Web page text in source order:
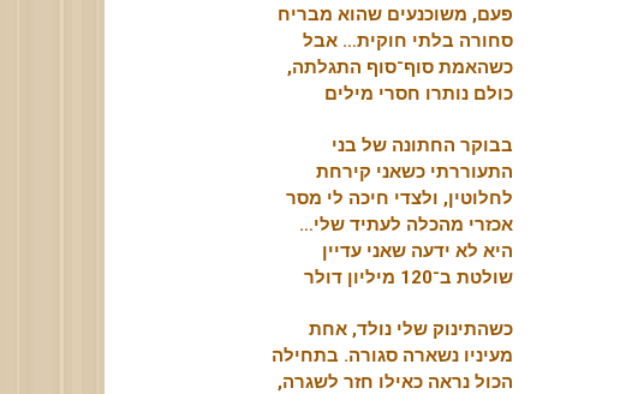
פעם, משוכנעים שהוא מבריח
סחורה בלתי חוקית… אבל
כשהאמת סוף־סוף התגלתה,
כולם נותרו חסרי מילים
בבוקר החתונה של בני
התעוררתי כשאני קירחת
לחלוטין, ולצדי חיכה לי מסר
אכזרי מהכלה לעתיד שלי…
היא לא ידעה שאני עדיין
שולטת ב־120 מיליון דולר
כשהתינוק שלי נולד, אחת
מעיניו נשארה סגורה. בתחילה
הכול נראה כאילו חזר לשגרה,